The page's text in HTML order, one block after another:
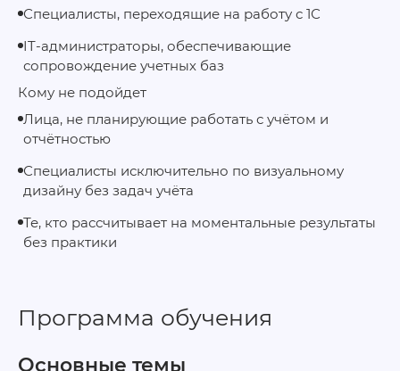
Специалисты, переходящие на работу с 1С
IT-администраторы, обеспечивающие
сопровождение учетных баз
Кому не подойдет
Лица, не планирующие работать с учётом и
отчётностью
Специалисты исключительно по визуальному
дизайну без задач учёта
Те, кто рассчитывает на моментальные результаты
без практики
Программа обучения
Основные темы